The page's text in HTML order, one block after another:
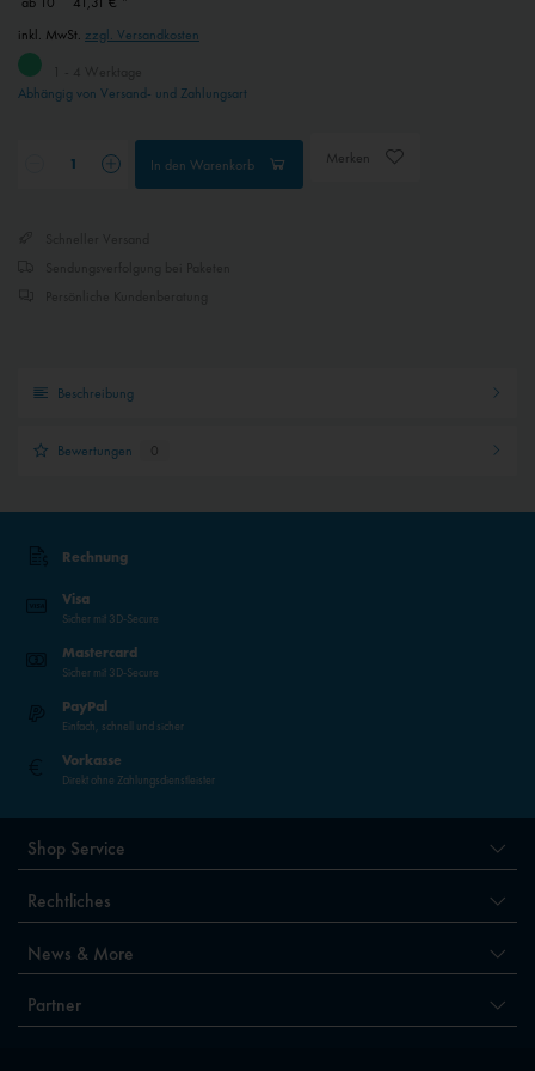
inkl. MwSt. zzgl. Versandkosten
Abhängig von Versand- und Zahlungsart
In den Warenkorb Merken
Beschreibung
Bewertungen 0
Rechnung
Visa
Sicher mit 3D-Secure
Mastercard
Sicher mit 3D-Secure
PayPal
Einfach, schnell und sicher
Vorkasse
Direkt ohne Zahlungsdienstleister
Shop Service
Rechtliches
News & More
Partner
Service
Externe Medien